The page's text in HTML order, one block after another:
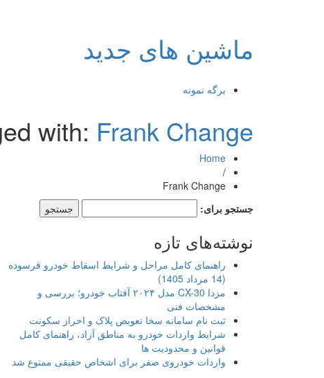
ماشین های جدید
برگه نمونه
with: Frank Change
Home
/
Frank Change
جستجو برای:
نوشته‌های تازه
راهنمای کامل مراحل و شرایط اسقاط خودرو فرسوده
(14 مرداد 1405)
مزدا CX-30 مدل ۲۰۲۴ آفتاب خودرو؛ بررسی و
مشخصات فنی
ثبت نام سامانه سخا تعویض پلاک و احراز سکونت
شرایط واردات خودرو به مناطق آزاد، راهنمای کامل
قوانین و محدودیت ها
واردات خودروی صفر برای اشخاص حقیقی ممنوع شد